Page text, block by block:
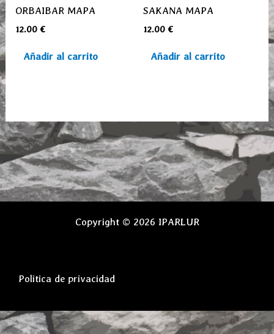
ORBAIBAR MAPA
12.00 €
Añadir al carrito
SAKANA MAPA
12.00 €
Añadir al carrito
Copyright © 2026 IPARLUR
Politica de privacidad